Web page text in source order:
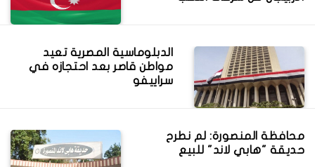
الدبلوماسية المصرية تعيد
مواطن قاصر بعد احتجازه في
سراييفو
محافظة المنصورة: لم نطرح
حديقة "هابي لاند" للبيع